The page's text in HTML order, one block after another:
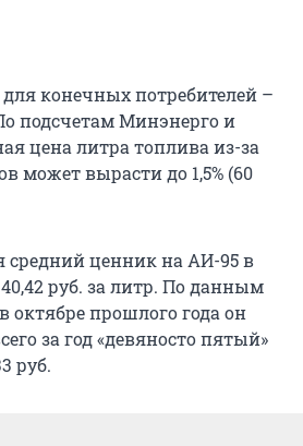
для конечных потребителей –
подсчетам Минэнерго и
цена литра топлива из-за
может вырасти до 1,5% (60
средний ценник на АИ-95 в
руб. за литр. По данным
октябре прошлого года он
за год «девяносто пятый»
руб.